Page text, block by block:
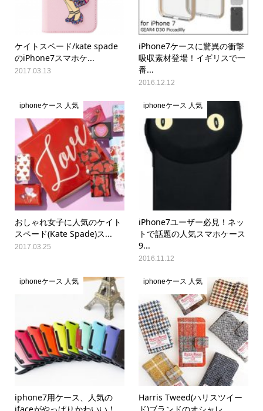
ケイトスペード/kate spade
のiPhone7スマホケ...
2017.03.13
iPhone7ケースに驚異の衝撃
吸収素材登場！イギリスで一
番...
2016.12.12
iphoneケース 人気
おしゃれ女子に人気のケイト
スペード(Kate Spade)ス...
2017.03.25
iphoneケース 人気
iPhone7ユーザー必見！ネッ
トで話題の人気スマホケース
9...
2016.11.12
iphoneケース 人気
iphone7用ケース、人気の
iphoneケース 人気
Harris Tweed(ハリスツイー